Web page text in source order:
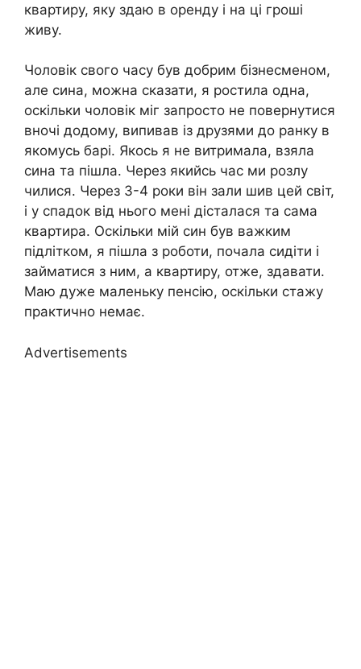
квартиру, яку здаю в оренду і на ці гроші
живу.
Чоловік свого часу був добрим бізнесменом,
але сина, можна сказати, я ростила одна,
оскільки чоловік міг запросто не повернутися
вночі додому, випивав із друзями до ранку в
якомусь барі. Якось я не витримала, взяла
сина та пішла. Через якийсь час ми розлу
чилися. Через 3-4 роки він зали шив цей світ,
і у спадок від нього мені дісталася та сама
квартира. Оскільки мій син був важким
підлітком, я пішла з роботи, почала сидіти і
займатися з ним, а квартиру, отже, здавати.
Маю дуже маленьку пенсію, оскільки стажу
практично немає.
Advertisements